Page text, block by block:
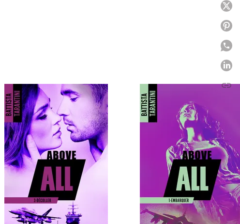
link